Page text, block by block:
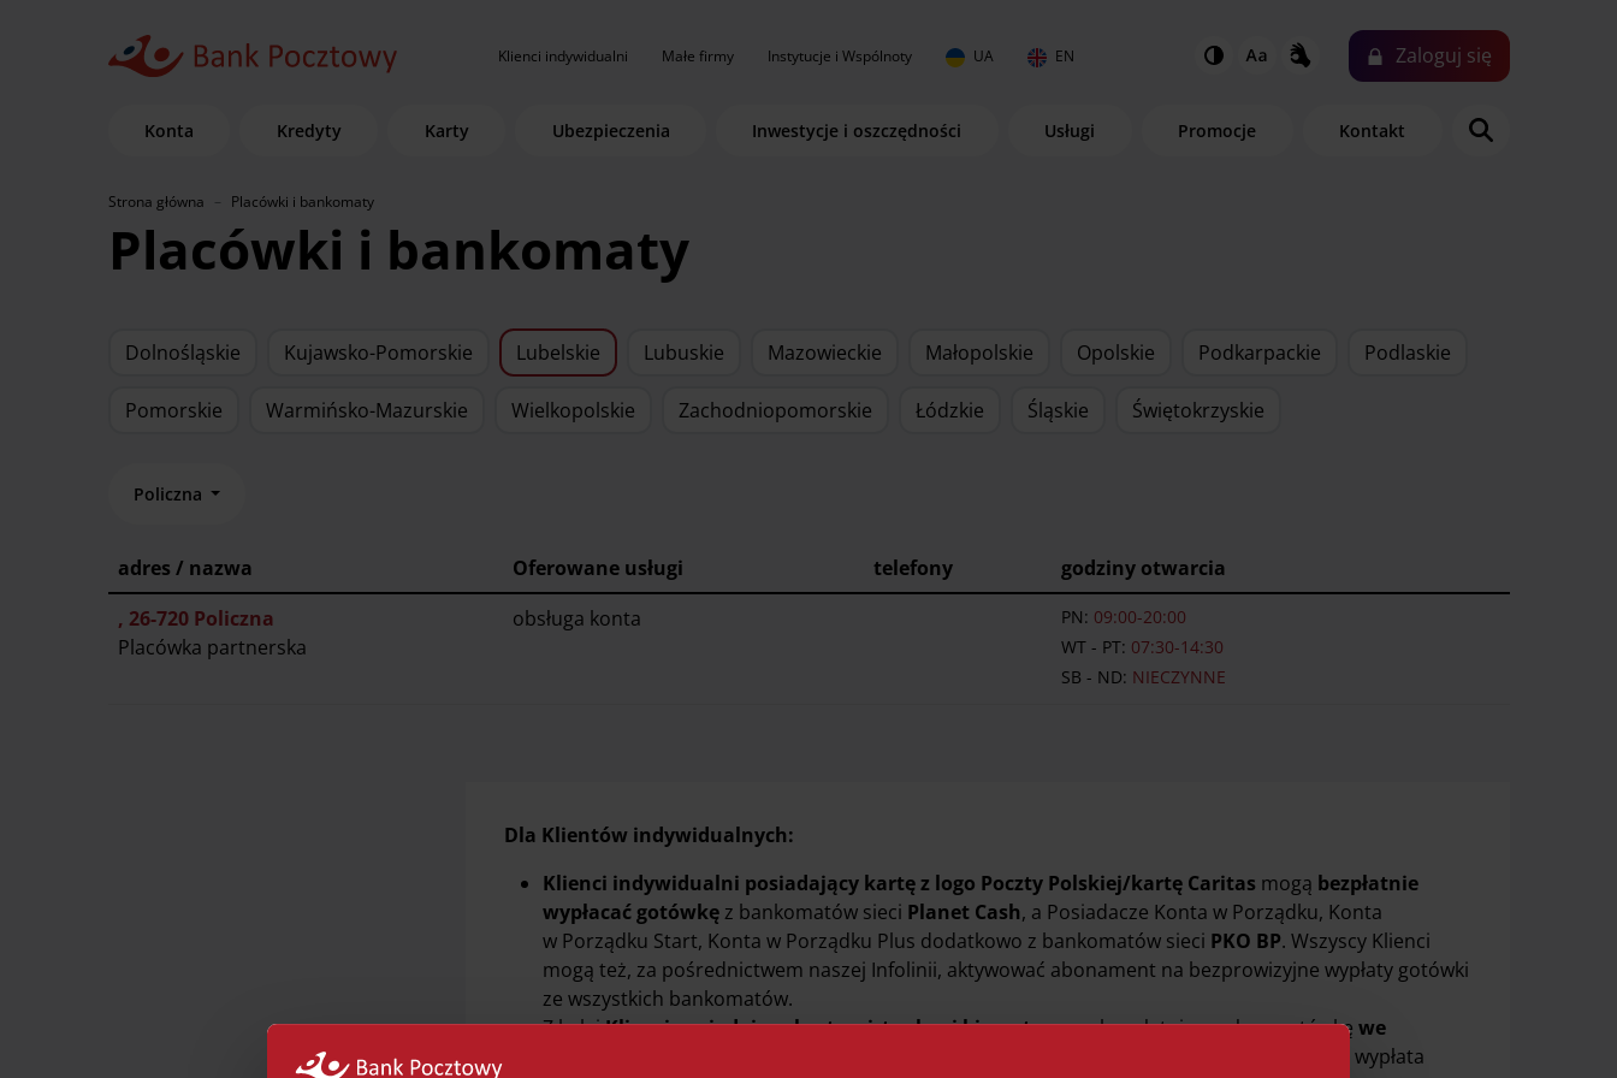
Klienci indywidualni Małe firmy Instytucje i Wspólnoty UA EN Zaloguj się
Konta Kredyty Karty Ubezpieczenia Inwestycje i oszczędności Usługi Promocje Kontakt
Strona główna Placówki i bankomaty
Placówki i bankomaty
Dolnośląskie Kujawsko-Pomorskie Lubelskie Lubuskie Mazowieckie Małopolskie Opolskie Podkarpackie Podlaskie
Pomorskie Warmińsko-Mazurskie Wielkopolskie Zachodniopomorskie Łódzkie Śląskie Świętokrzyskie
Policzna
adres / nazwa Oferowane usługi telefony
godziny otwarcia
, 26-720 Policzna
Placówka partnerska
obsługa konta PN: 09:00-20:00
WT - PT: 07:30-14:30
SB - ND: NIECZYNNE
Dla Klientów indywidualnych:
Klienci indywidualni posiadający kartę z logo Poczty Polskiej/kartę Caritas mogą bezpłatnie
wypłacać gotówkęz bankomatów sieci Planet Cash, a Posiadacze Konta w Porządku, Konta
w Porządku Start, Konta w Porządku Plus dodatkowo z bankomatów sieci PKO BP. Wszyscy Klienci
mogą też, za pośrednictwem naszej Infolinii, aktywować abonament na bezprowizyjne wypłaty gotówki
ze wszystkich bankomatów.
Z koleiKlienci posiadający kartę wirtualną i biometrycznąbezpłatnie wypłacą gotówkę we
, przy czym w przypadku karty wirtualnej wypłata